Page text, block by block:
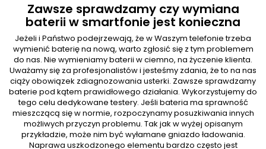
Zawsze sprawdzamy czy wymiana
baterii w smartfonie jest konieczna
Jeżeli i Państwo podejrzewają, że w Waszym telefonie trzeba
wymienić baterię na nową, warto zgłosić się z tym problemem
do nas. Nie wymieniamy baterii w ciemno, na życzenie klienta.
Uważamy się za profesjonalistów i jesteśmy zdania, że to na nas
ciąży obowiązek zdiagnozowania usterki. Zawsze sprawdzamy
baterie pod kątem prawidłowego działania. Wykorzystujemy do
tego celu dedykowane testery. Jeśli bateria ma sprawność
mieszczącą się w normie, rozpoczynamy posuzkiwania innych
możliwych przyczyn problemu. Tak jak w wyżej opisanym
przykładzie, może nim być wyłamane gniazdo ładowania.
Naprawa uszkodzonego elementu bardzo często jest